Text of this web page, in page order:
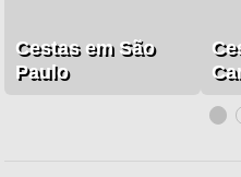
Cestas em São
Paulo